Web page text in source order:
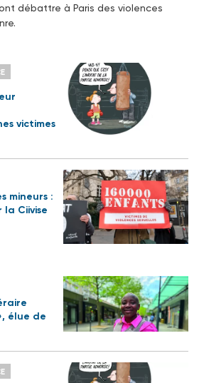
débattre à Paris des violences
victimes
mineurs :
la Ciivise
élue de